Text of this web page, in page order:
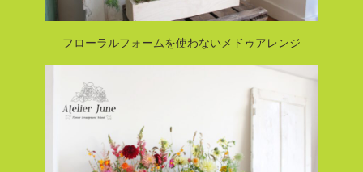
フローラルフォームを使わないメドゥアレンジ